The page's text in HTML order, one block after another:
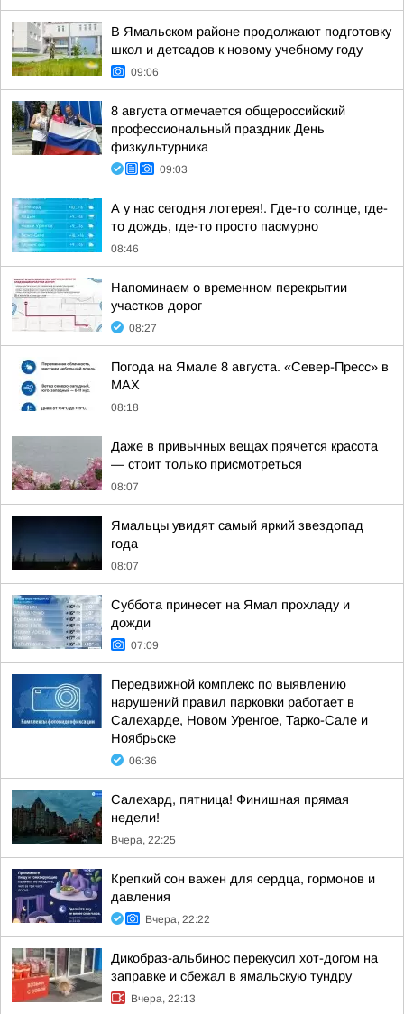
В Ямальском районе продолжают подготовку
школ и детсадов к новому учебному году
09:06
8 августа отмечается общероссийский
профессиональный праздник День
физкультурника
09:03
А у нас сегодня лотерея!. Где-то солнце, где-
то дождь, где-то просто пасмурно
08:46
Напоминаем о временном перекрытии
участков дорог
08:27
Погода на Ямале 8 августа. «Север-Пресс» в
MAX
08:18
Даже в привычных вещах прячется красота
— стоит только присмотреться
08:07
Ямальцы увидят самый яркий звездопад
года
08:07
Суббота принесет на Ямал прохладу и
дожди
07:09
Передвижной комплекс по выявлению
нарушений правил парковки работает в
Салехарде, Новом Уренгое, Тарко-Сале и
Ноябрьске
06:36
Салехард, пятница! Финишная прямая
недели!
Вчера, 22:25
Крепкий сон важен для сердца, гормонов и
давления
Вчера, 22:22
Дикобраз-альбинос перекусил хот-догом на
заправке и сбежал в ямальскую тундру
Вчера, 22:13